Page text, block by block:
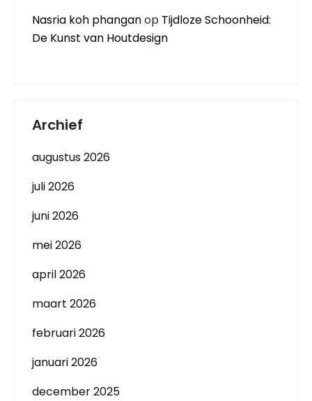
Nasria koh phanganop Tijdloze Schoonheid:
De Kunst van Houtdesign
Archief
augustus 2026
juli 2026
juni 2026
mei 2026
april 2026
maart 2026
februari 2026
januari 2026
december 2025